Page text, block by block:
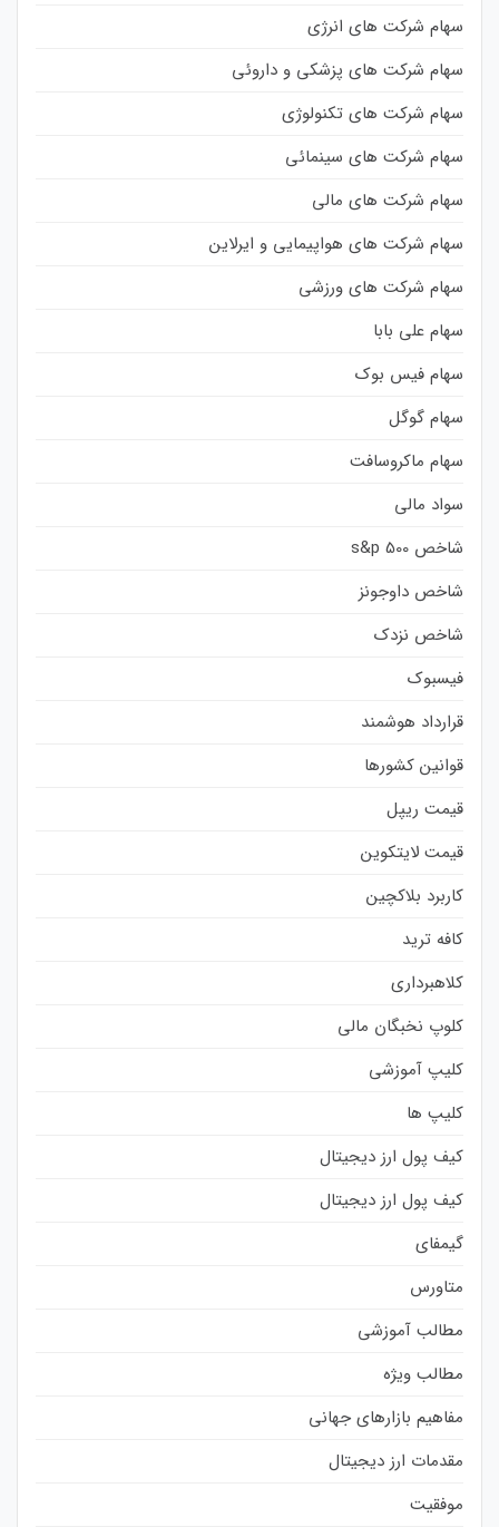
سهام شرکت های انرژی
سهام شرکت های پزشکی و داروئی
سهام شرکت های تکنولوژی
سهام شرکت های سینمائی
سهام شرکت های مالی
سهام شرکت های هواپیمایی و ایرلاین
سهام شرکت های ورزشی
سهام علی بابا
سهام فیس بوک
سهام گوگل
سهام ماکروسافت
سواد مالی
شاخص s&p 500
شاخص داوجونز
شاخص نزدک
فیسبوک
قرارداد هوشمند
قوانین کشورها
قیمت ریپل
قیمت لایتکوین
کاربرد بلاکچین
کافه ترید
کلاهبرداری
کلوپ نخبگان مالی
کلیپ آموزشی
کلیپ ها
کیف پول ارز دیجیتال
کیف پول ارز دیجیتال
گیمفای
متاورس
مطالب آموزشی
مطالب ویژه
مفاهیم بازارهای جهانی
مقدمات ارز دیجیتال
موفقیت